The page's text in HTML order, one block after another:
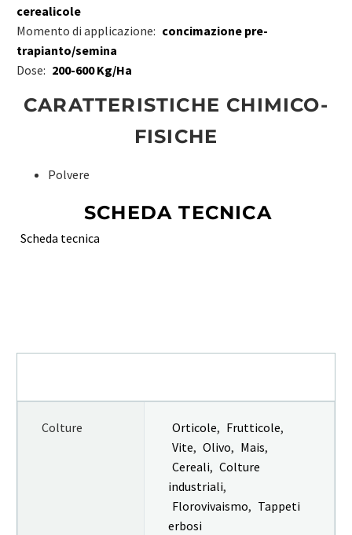
cerealicole
Momento di applicazione: concimazione pre-
trapianto/semina
Dose: 200-600 Kg/Ha
CARATTERISTICHE CHIMICO-
FISICHE
Polvere
SCHEDA TECNICA
Scheda tecnica
Colture Orticole, Frutticole,
Vite, Olivo, Mais,
Cereali, Colture
industriali,
Florovivaismo, Tappeti
erbosi